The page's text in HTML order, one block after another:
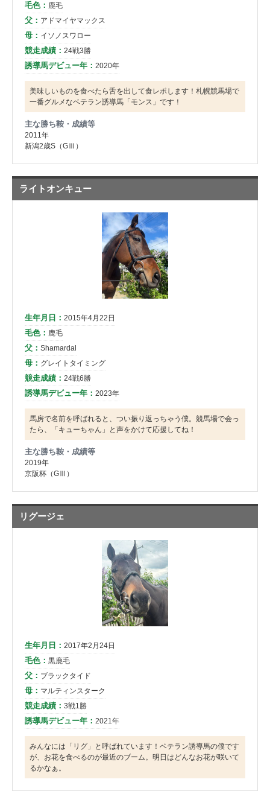
毛色： 鹿毛
父： アドマイヤマックス
母： イソノスワロー
競走成績： 24戦3勝
誘導馬デビュー年： 2020年
美味しいものを食べたら舌を出して食レポします！札幌競馬場で
一番グルメなベテラン誘導馬「モンス」です！
主な勝ち鞍・成績等
2011年
新潟2歳S（GⅢ）
ライトオンキュー
生年月日： 2015年4月22日
毛色： 鹿毛
父： Shamardal
母： グレイトタイミング
競走成績： 24戦6勝
誘導馬デビュー年： 2023年
馬房で名前を呼ばれると、つい振り返っちゃう僕。競馬場で会っ
たら、「キューちゃん」と声をかけて応援してね！
主な勝ち鞍・成績等
2019年
京阪杯（GⅢ）
リグージェ
生年月日： 2017年2月24日
毛色： 黒鹿毛
父： ブラックタイド
母： マルティンスターク
競走成績： 3戦1勝
誘導馬デビュー年： 2021年
みんなには「リグ」と呼ばれています！ベテラン誘導馬の僕です
が、お花を食べるのが最近のブーム。明日はどんなお花が咲いて
るかなぁ。